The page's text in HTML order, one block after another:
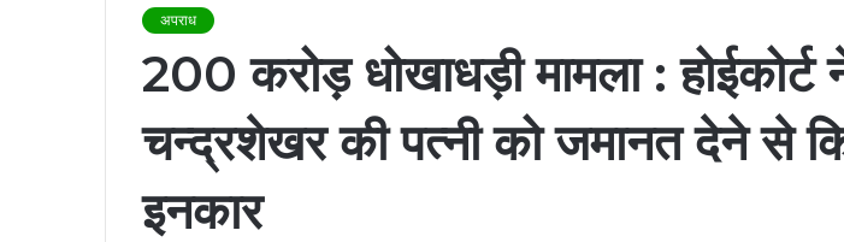
अपराध
200 करोड़ धोखाधड़ी मामला :
चन्द्रशेखर की पत्नी को जमानत देने से
इनकार